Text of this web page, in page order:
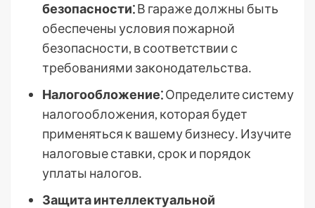
безопасности⁚В гараже должны быть
обеспечены условия пожарной
безопасности, в соответствии с
требованиями законодательства․
Налогообложение⁚Определите систему
налогообложения, которая будет
применяться к вашему бизнесу․ Изучите
налоговые ставки, срок и порядок
уплаты налогов․
Защита интеллектуальной